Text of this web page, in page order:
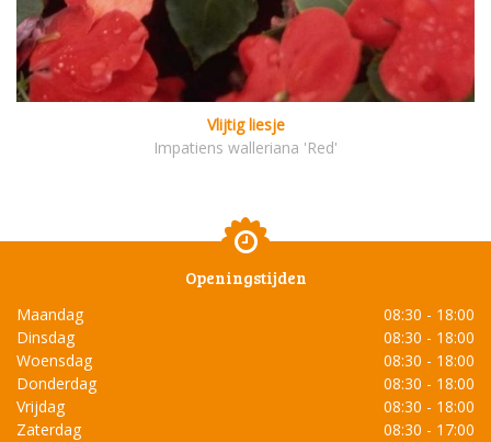
Vlijtig liesje
Impatiens walleriana 'Red'
Openingstijden
Maandag
08:30 - 18:00
Dinsdag
08:30 - 18:00
Woensdag
08:30 - 18:00
Donderdag
08:30 - 18:00
Vrijdag
08:30 - 18:00
Zaterdag
08:30 - 17:00